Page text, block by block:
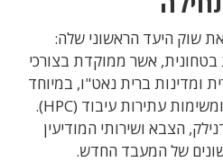
שוק היעד הראשוני שלה:
אשר ממוקדת בצורכי
ומדינות ברית נאט"ו, במיוחד
בתחומי הבינה המלאכותית ומשימות עתירות עיבוד (HPC).
הצבא ושירותי המודיעין
של המעבד החדש.